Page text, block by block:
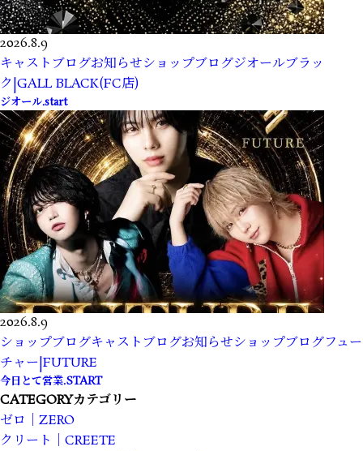
2026.8.9
キャストブログお知らせショップブログジオールブラッ
ク|GALL BLACK(FC店)
ジオール.start
2026.8.9
ショップブログキャストブログお知らせショップブログフュー
チャー|FUTURE
今日とて営業.START
CATEGORYカテゴリー
ゼロ｜ZERO
クリート｜CREETE